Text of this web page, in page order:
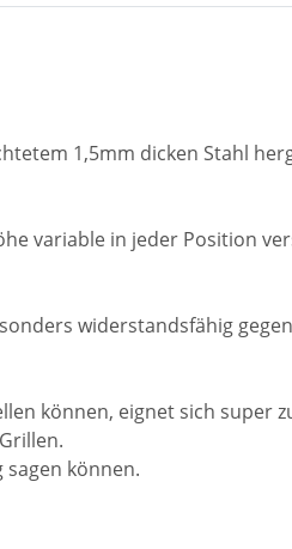
1,5mm dicken Stahl
variable in jeder Position
widerstandsfähig
können, eignet sich super
können.